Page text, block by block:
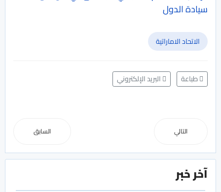
سيادة الدول
الاتحاد الاماراتية
طباعة البريد الإلكتروني
السابق التالي
آخر خبر